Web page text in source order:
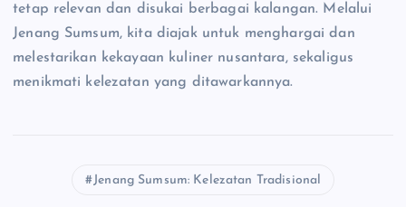
tetap relevan dan disukai berbagai kalangan. Melalui
Jenang Sumsum, kita diajak untuk menghargai dan
melestarikan kekayaan kuliner nusantara, sekaligus
menikmati kelezatan yang ditawarkannya.
Jenang Sumsum: Kelezatan Tradisional